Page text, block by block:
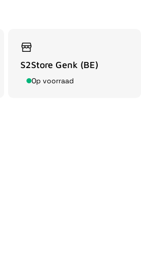
S2Store Genk (BE)
Op voorraad